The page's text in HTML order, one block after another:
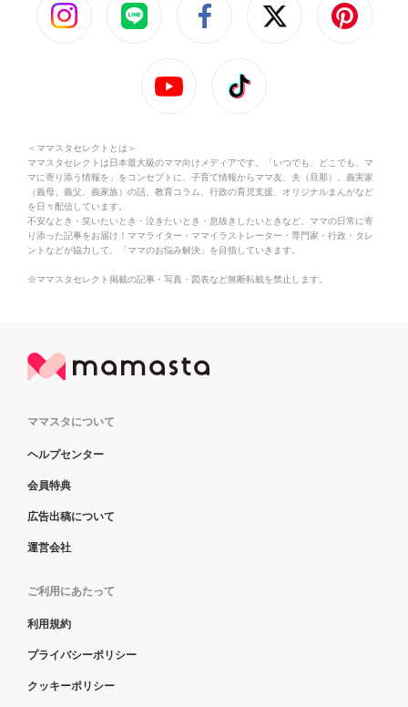
＜ママスタセレクトとは＞
ママスタセレクトは日本最大級のママ向けメディアです。「いつでも、どこでも、マ
マに寄り添う情報を」をコンセプトに、子育て情報からママ友、夫（旦那）、義実家
（義母、義父、義家族）の話、教育コラム、行政の育児支援、オリジナルまんがなど
を日々配信しています。
不安なとき・笑いたいとき・泣きたいとき・息抜きしたいときなど、ママの日常に寄
り添った記事をお届け！ママライター・ママイラストレーター・専門家・行政・タレ
ントなどが協力して、「ママのお悩み解決」を目指していきます。
※ママスタセレクト掲載の記事・写真・図表など無断転載を禁止します。
ママスタについて
ヘルプセンター
会員特典
広告出稿について
運営会社
ご利用にあたって
利用規約
プライバシーポリシー
クッキーポリシー